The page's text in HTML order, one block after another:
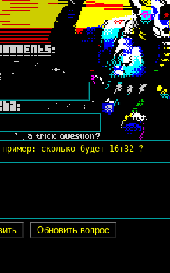
пример: сколько будет 16+32 ?
Обновить вопрос